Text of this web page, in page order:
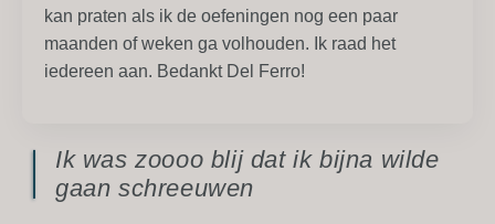
Ik was zoooo blij dat ik bijna wilde
gaan schreeuwen
kan praten als ik de oefeningen nog een paar
maanden of weken ga volhouden. Ik raad het
iedereen aan. Bedankt Del Ferro!